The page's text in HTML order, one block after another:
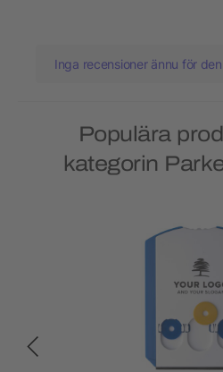
Inga recensioner ännu för
Populära
kategorin